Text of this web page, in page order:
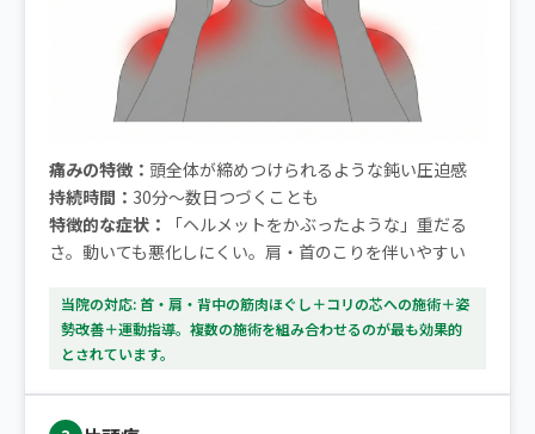
痛みの特徴： 頭全体が締めつけられるような鈍い圧迫感
持続時間： 30分〜数日つづくことも
特徴的な症状：
「ヘルメットをかぶったような」重だる
さ。動いても悪化しにくい。肩・首のこりを伴いやすい
当院の対応: 首・肩・背中の筋肉ほぐし＋コリの芯への施術＋姿
勢改善＋運動指導。複数の施術を組み合わせるのが最も効果的
とされています。